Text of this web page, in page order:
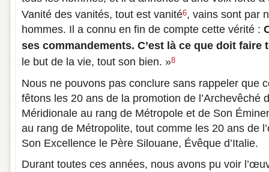
Vanité des vanités, tout est vanité6, vains sont par
hommes. Il a connu en fin de compte cette vérité :
ses commandements. C’est là ce que doit faire
le but de la vie, tout son bien. »8
Nous ne pouvons pas conclure sans rappeler que
fêtons les 20 ans de la promotion de l’Archevêché
Méridionale au rang de Métropole et de Son
au rang de Métropolite, tout comme les 20 ans de
Son Excellence le Père Silouane, Évêque d’Italie.
Durant toutes ces années, nous avons pu voir